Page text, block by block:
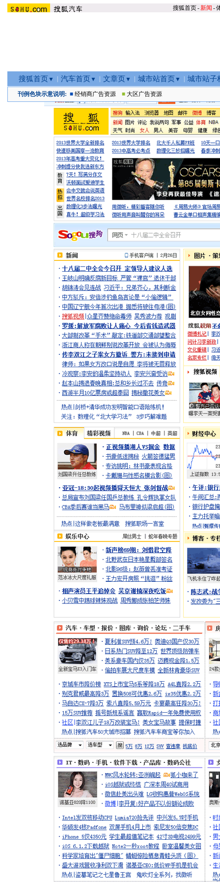
搜狐首页-新闻 -
搜狐首页 ▼ 汽车首页 ▼ 文章页 ▼ 城市站首页 ▼ 城市站子
刊例色块示意说明: ■ 经销商广告资源 ■ 大区广告资源